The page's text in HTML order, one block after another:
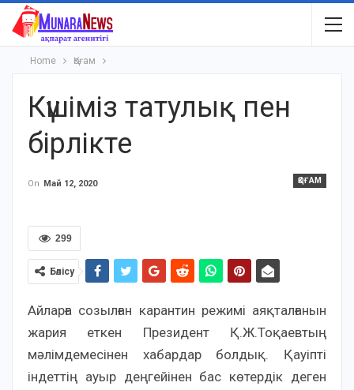
Home Қоғам
Күшіміз татулық пен
бірлікте
ҚОҒАМ
On Май 12, 2020
299
Бөлісу
Айларға созылған карантин режимі аяқталғанын
жария еткен Президент Қ.Ж.Тоқаевтың
мәлімдемесінен хабардар болдық. Қауіпті
індеттің ауыр деңгейінен бас көтердік деген